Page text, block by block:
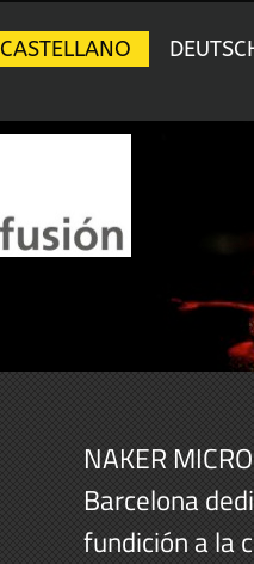
CASTELLANO
NAKER
Barcelona
fundición a la